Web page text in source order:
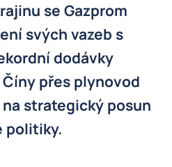
se Gazprom
svých vazeb s
dodávky
přes plynovod
strategický posun
politiky.